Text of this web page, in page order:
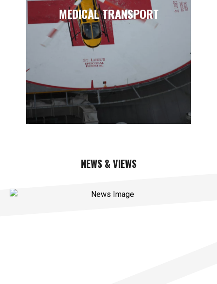
MEDICAL TRANSPORT
NEWS & VIEWS